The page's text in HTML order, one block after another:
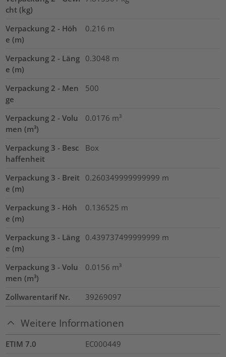
cht (kg)
Verpackung 2 - Höh
e (m)
0.216 m
Verpackung 2 - Läng
e (m)
0.3048 m
Verpackung 2 - Men
ge
500
Verpackung 2 - Volu
men (m³)
0.0176 m³
Verpackung 3 - Besc
haffenheit
Box
Verpackung 3 - Breit
e (m)
0.260349999999999 m
Verpackung 3 - Höh
e (m)
0.136525 m
Verpackung 3 - Läng
e (m)
0.439737499999999 m
Verpackung 3 - Volu
men (m³)
0.0156 m³
Zollwarentarif Nr. 39269097
Weitere Informationen
ETIM 7.0
EC000449